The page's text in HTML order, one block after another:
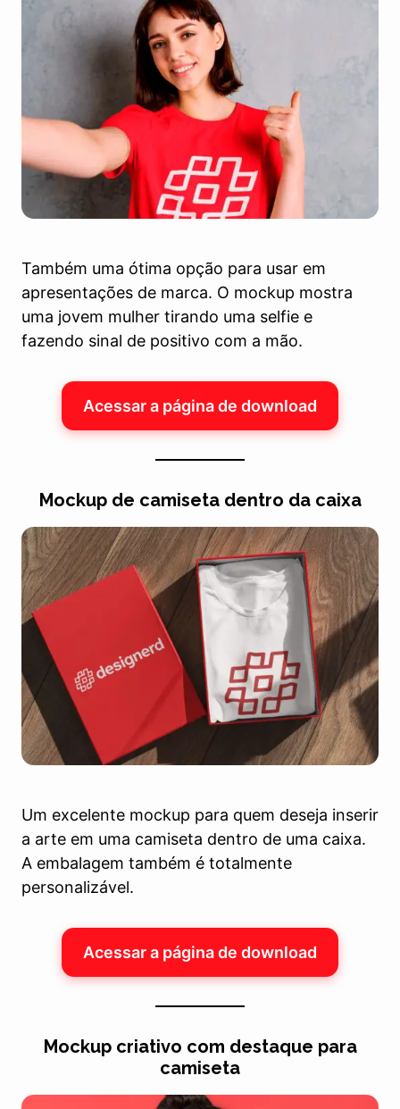
Também uma ótima opção para usar em
apresentações de marca. O mockup mostra
uma jovem mulher tirando uma selfie e
fazendo sinal de positivo com a mão.
Acessar a página de download
Mockup de camiseta dentro da caixa
Um excelente mockup para quem deseja inserir
a arte em uma camiseta dentro de uma caixa.
A embalagem também é totalmente
personalizável.
Acessar a página de download
Mockup criativo com destaque para
camiseta